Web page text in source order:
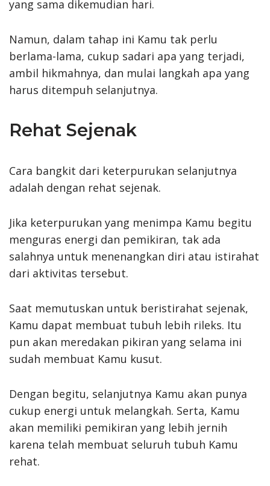
yang sama dikemudian hari.
Namun, dalam tahap ini Kamu tak perlu
berlama-lama, cukup sadari apa yang terjadi,
ambil hikmahnya, dan mulai langkah apa yang
harus ditempuh selanjutnya.
Rehat Sejenak
Cara bangkit dari keterpurukan selanjutnya
adalah dengan rehat sejenak.
Jika keterpurukan yang menimpa Kamu begitu
menguras energi dan pemikiran, tak ada
salahnya untuk menenangkan diri atau istirahat
dari aktivitas tersebut.
Saat memutuskan untuk beristirahat sejenak,
Kamu dapat membuat tubuh lebih rileks. Itu
pun akan meredakan pikiran yang selama ini
sudah membuat Kamu kusut.
Dengan begitu, selanjutnya Kamu akan punya
cukup energi untuk melangkah. Serta, Kamu
akan memiliki pemikiran yang lebih jernih
karena telah membuat seluruh tubuh Kamu
rehat.